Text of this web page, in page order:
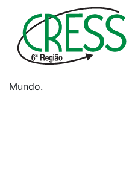
Mundo.